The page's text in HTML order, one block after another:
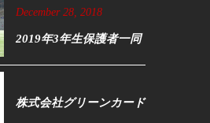
December 28, 2018
2019年3年生保護者一同
株式会社グリーンカード